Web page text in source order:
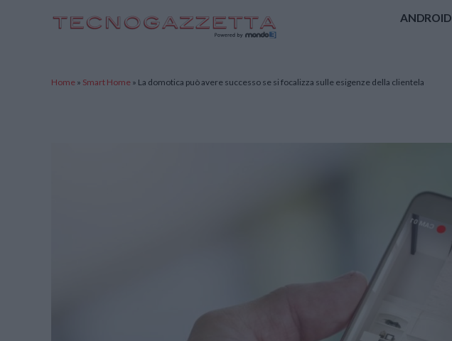
ANDROID
Home » Smart Home » La domotica può avere successo se si focalizza sulle esigenze della clientela